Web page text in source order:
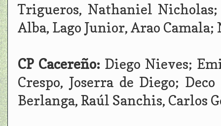
Trigueros, Nathaniel Nicholas;
Alba, Lago Junior, Arao
CP Cacereño: Diego Nieves;
Crespo, Joserra de Diego;
Berlanga, Raúl Sanchis, Carlos